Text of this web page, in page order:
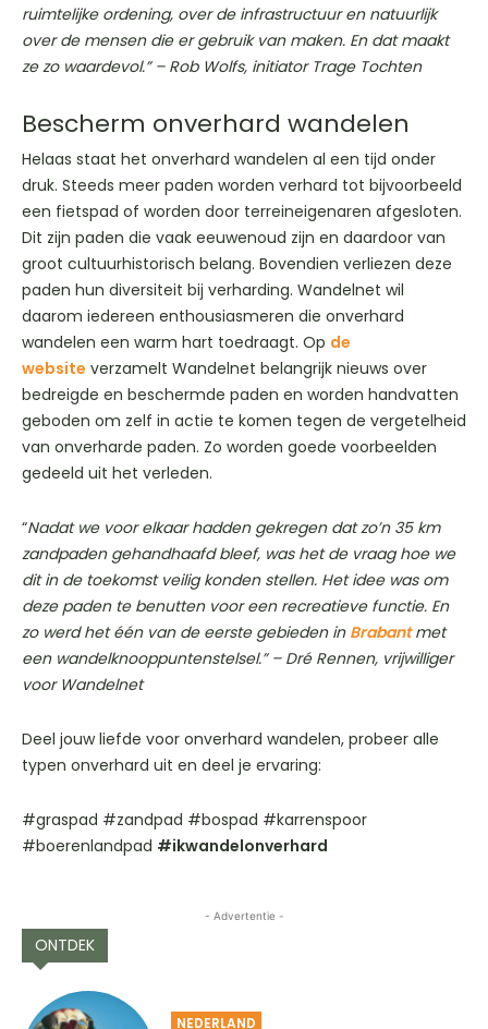
ruimtelijke ordening, over de infrastructuur en natuurlijk
over de mensen die er gebruik van maken. En dat maakt
ze zo waardevol.” – Rob Wolfs, initiator Trage Tochten
Bescherm onverhard wandelen
Helaas staat het onverhard wandelen al een tijd onder
druk. Steeds meer paden worden verhard tot bijvoorbeeld
een fietspad of worden door terreineigenaren afgesloten.
Dit zijn paden die vaak eeuwenoud zijn en daardoor van
groot cultuurhistorisch belang. Bovendien verliezen deze
paden hun diversiteit bij verharding. Wandelnet wil
daarom iedereen enthousiasmeren die onverhard
wandelen een warm hart toedraagt. Op de
website verzamelt Wandelnet belangrijk nieuws over
bedreigde en beschermde paden en worden handvatten
geboden om zelf in actie te komen tegen de vergetelheid
van onverharde paden. Zo worden goede voorbeelden
gedeeld uit het verleden.
“Nadat we voor elkaar hadden gekregen dat zo’n 35 km
zandpaden gehandhaafd bleef, was het de vraag hoe we
dit in de toekomst veilig konden stellen. Het idee was om
deze paden te benutten voor een recreatieve functie. En
zo werd het één van de eerste gebieden in Brabantmet
een wandelknooppuntenstelsel.” – Dré Rennen, vrijwilliger
voor Wandelnet
Deel jouw liefde voor onverhard wandelen, probeer alle
typen onverhard uit en deel je ervaring:
#graspad #zandpad #bospad #karrenspoor
#boerenlandpad #ikwandelonverhard
- Advertentie -
ONTDEK
NEDERLAND